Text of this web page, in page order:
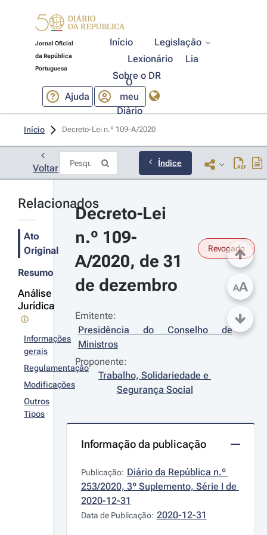
Jornal Oficial
da República
Portuguesa
Início
Legislação
Lexionário
Lia
Sobre o DR
Ajuda
O
meu
Diário
Início Decreto-Lei n.º 109-A/2020
Voltar Índice
Relacionados
Ato
Original
Resumo
Análise
Jurídica
Informações
gerais
Regulamentação
Modificações
Outros
Tipos
Decreto-Lei
n.º 109-
A/2020, de 31
de dezembro
Revogado
Emitente:
Presidência do Conselho de
Ministros
Proponente:
Trabalho, Solidariedade e
Segurança Social
Informação da publicação
Publicação: Diário da República n.º
253/2020, 3º Suplemento, Série I de
2020-12-31
Data de Publicação: 2020-12-31
AA